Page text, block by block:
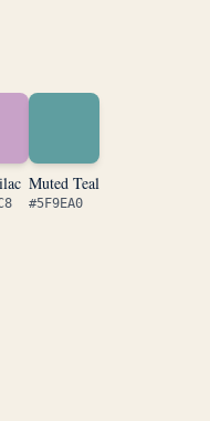
Muted Teal
#5F9EA0